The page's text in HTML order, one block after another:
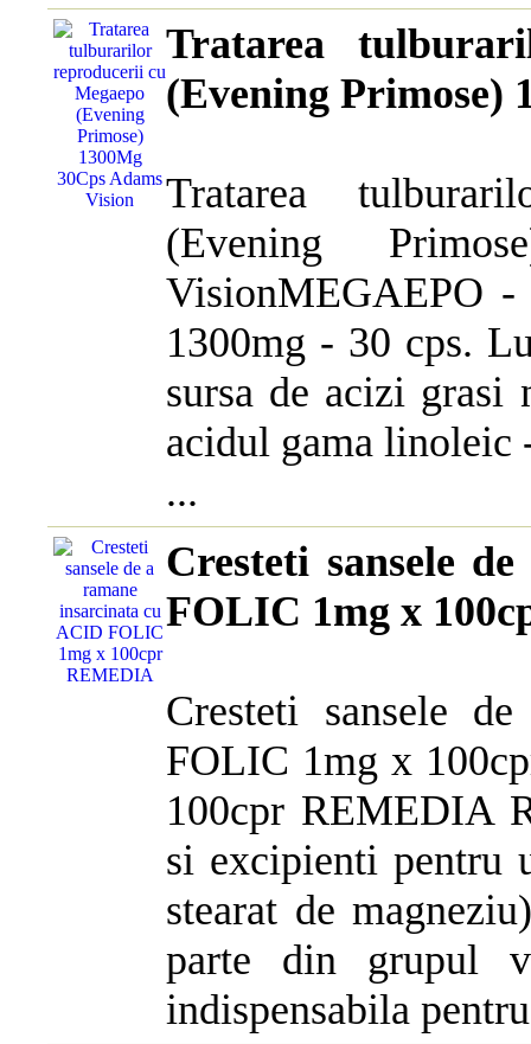
Tratarea
(Evening Primose)
Tratarea
(Evening
VisionMEGAEPO
1300mg - 30 cps.
sursa de acizi
acidul gama linoleic
...
Cresteti sansele
FOLIC 1mg x
Cresteti sansele
FOLIC 1mg x
100cpr REMEDIA
si excipienti pentru
stearat de
parte din grupul
indispensabila